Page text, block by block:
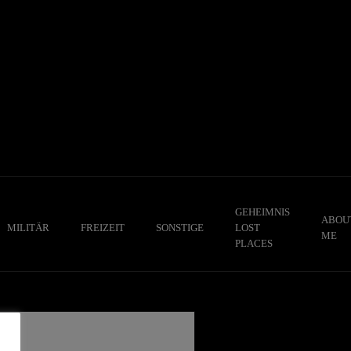
MILITÄR FREIZEIT SONSTIGE
GEHEIMNIS
LOST
PLACES
ME